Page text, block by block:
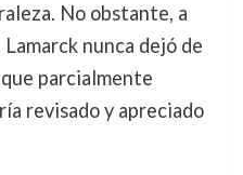
No obstante, a
nunca dejó de
parcialmente
revisado y apreciado